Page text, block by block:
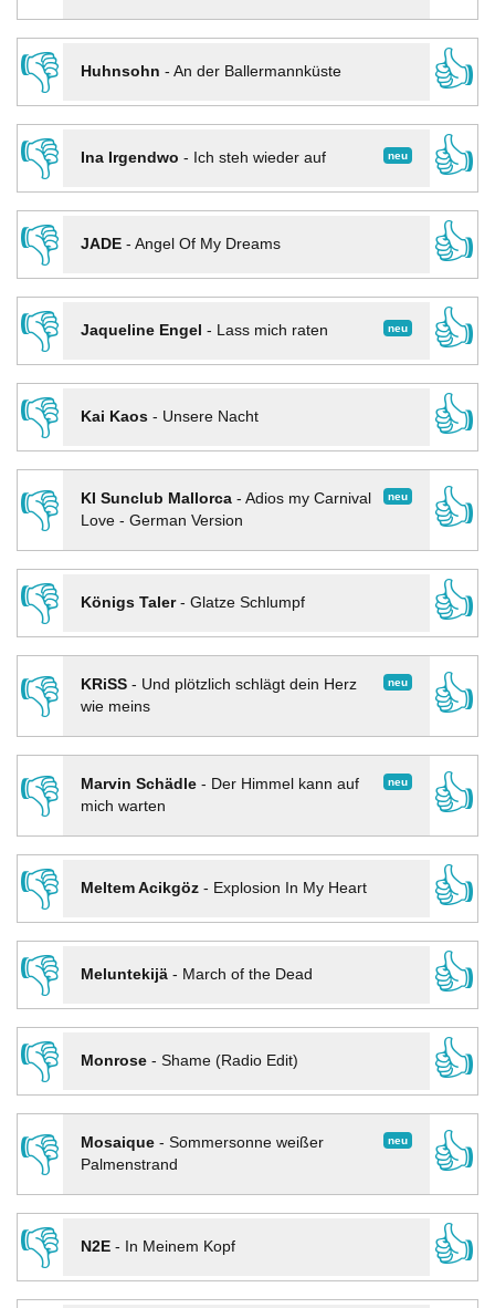
👎
Huhnsohn - An der Ballermannküste
👍
👎
neu
Ina Irgendwo - Ich steh wieder auf
👍
👎
JADE- Angel Of My Dreams
👍
👎
neu
Jaqueline Engel - Lass mich raten
👍
👎
Kai Kaos- Unsere Nacht
👍
👎
neu
KI Sunclub Mallorca- Adios my Carnival
Love - German Version
👍
👎
Königs Taler- Glatze Schlumpf
👍
👎
neu
KRiSS- Und plötzlich schlägt dein Herz
wie meins
👍
👎 neu
Marvin Schädle- Der Himmel kann auf
mich warten
👍
👎
Meltem Acikgöz- Explosion In My Heart
👍
👎
Meluntekijä- March of the Dead
👍
👎
Monrose- Shame (Radio Edit)
👍
👎
neu
Mosaique- Sommersonne weißer
Palmenstrand
👍
👎
N2E- In Meinem Kopf
👍